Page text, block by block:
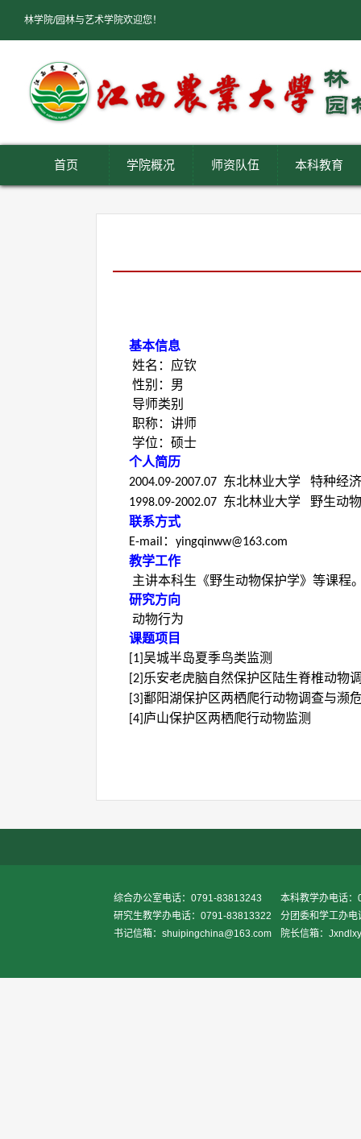
林学院/园林与艺术学院欢迎您！
首页 学院概况 师资队伍 本科教育
基本信息
姓名：应钦
性别：男
导师类别
职称：讲师
学位：硕士
个人简历
2004.09-2007.07 东北林业大学 特种经
1998.09-2002.07 东北林业大学 野生动
联系方式
E-mail ： yingqinww@163.com
教学工作
主讲本科生《野生动物保护学》等课程
研究方向
动物行为
课题项目
[1] 吴城半岛夏季鸟类监测
[2] 乐安老虎脑自然保护区陆生脊椎动物
[3] 鄱阳湖保护区两栖爬行动物调查与濒
[4] 庐山保护区两栖爬行动物监测
综合办公室电话：0791-83813243
本科教学办电话
研究生教学办电话：0791-83813322
分团委和学工办
书记信箱：shuipingchina@163.com
院长信箱：